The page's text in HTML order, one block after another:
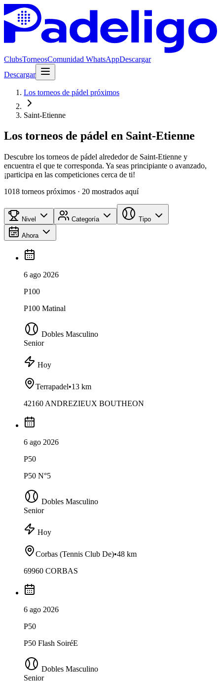
ClubsTorneosComunidad WhatsAppDescargar
Descargar
Los torneos de pádel próximos
Saint-Etienne
Los torneos de pádel en Saint-Etienne
Descubre los torneos de pádel alrededor de Saint-Etienne y
encuentra el que te corresponda. Ya seas principiante o avanzado,
¡participa en las competiciones cerca de ti!
1018 torneos próximos · 20 mostrados aquí
Nivel Categoría Tipo
Ahora
6 ago 2026
P100
P100 Matinal
Dobles Masculino
Senior
Hoy
Terrapadel•13 km
42160 ANDREZIEUX BOUTHEON
6 ago 2026
P50
P50 N°5
Dobles Masculino
Senior
Hoy
Corbas (Tennis Club De)•48 km
69960 CORBAS
6 ago 2026
P50
P50 Flash SoiréE
Dobles Masculino
Senior